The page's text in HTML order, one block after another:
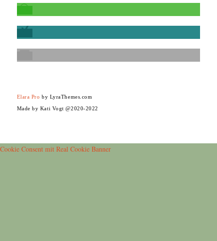
Elara Pro by LyraThemes.com
Made by Kati Vogt @2020-2022
Cookie Consent mit Real Cookie Banner